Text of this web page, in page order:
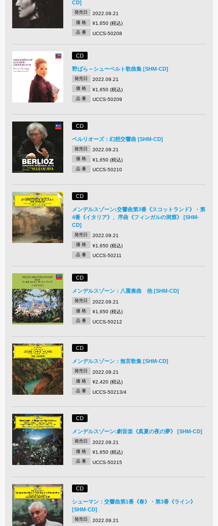
CD]
発売日 2022.09.21
価 格 ¥1,650 (税込)
品 番 UCCS-50208
CD
野ばら～シューベルト歌曲集 [SHM-CD]
発売日 2022.09.21
価 格 ¥1,650 (税込)
品 番 UCCS-50209
CD
ベルリオーズ：幻想交響曲 [SHM-CD]
発売日 2022.09.21
価 格 ¥1,650 (税込)
品 番 UCCS-50210
CD
メンデルスゾーン:交響曲第3番《スコットランド》・第
4番《イタリア》、序曲《フィンガルの洞窟》 [SHM-
CD]
発売日 2022.09.21
価 格 ¥1,650 (税込)
品 番 UCCS-50211
CD
メンデルスゾーン：八重奏曲 他 [SHM-CD]
発売日 2022.09.21
価 格 ¥1,650 (税込)
品 番 UCCS-50212
CD
メンデルスゾーン：無言歌集 [SHM-CD]
発売日 2022.09.21
価 格 ¥2,420 (税込)
品 番 UCCS-50213/4
CD
メンデルスゾーン:劇音楽《真夏の夜の夢》 [SHM-CD]
発売日 2022.09.21
価 格 ¥1,650 (税込)
品 番 UCCS-50215
CD
シューマン：交響曲第1番《春》・第3番《ライン》
[SHM-CD]
発売日 2022.09.21